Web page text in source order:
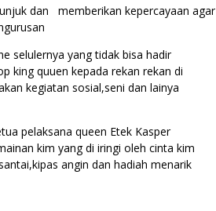
dan memberikan kepercayaan agar
selulernya yang tidak bisa hadir
king quuen kepada rekan rekan di
kegiatan sosial,seni dan lainya
pelaksana queen Etek Kasper
kim yang di iringi oleh cinta kim
angin dan hadiah menarik